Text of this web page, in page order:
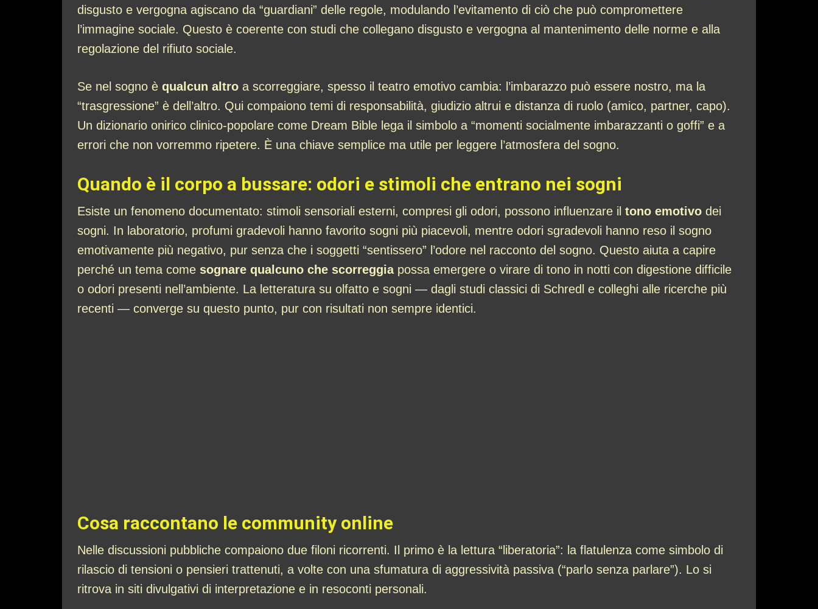
disgusto e vergogna agiscano da “guardiani” delle regole, modulando l’evitamento di ciò che può compromettere
l’immagine sociale. Questo è coerente con studi che collegano disgusto e vergogna al mantenimento delle norme e alla
regolazione del rifiuto sociale.
Se nel sogno è qualcun altro a scorreggiare, spesso il teatro emotivo cambia: l’imbarazzo può essere nostro, ma la
“trasgressione” è dell’altro. Qui compaiono temi di responsabilità, giudizio altrui e distanza di ruolo (amico, partner, capo).
Un dizionario onirico clinico-popolare come Dream Bible lega il simbolo a “momenti socialmente imbarazzanti o goffi” e a
errori che non vorremmo ripetere. È una chiave semplice ma utile per leggere l’atmosfera del sogno.
Quando è il corpo a bussare: odori e stimoli che entrano nei sogni
Esiste un fenomeno documentato: stimoli sensoriali esterni, compresi gli odori, possono influenzare il tono emotivo dei
sogni. In laboratorio, profumi gradevoli hanno favorito sogni più piacevoli, mentre odori sgradevoli hanno reso il sogno
emotivamente più negativo, pur senza che i soggetti “sentissero” l’odore nel racconto del sogno. Questo aiuta a capire
perché un tema come sognare qualcuno che scorreggiapossa emergere o virare di tono in notti con digestione difficile
o odori presenti nell’ambiente. La letteratura su olfatto e sogni — dagli studi classici di Schredl e colleghi alle ricerche più
recenti — converge su questo punto, pur con risultati non sempre identici.
Cosa raccontano le community online
Nelle discussioni pubbliche compaiono due filoni ricorrenti. Il primo è la lettura “liberatoria”: la flatulenza come simbolo di
rilascio di tensioni o pensieri trattenuti, a volte con una sfumatura di aggressività passiva (“parlo senza parlare”). Lo si
ritrova in siti divulgativi di interpretazione e in resoconti personali.